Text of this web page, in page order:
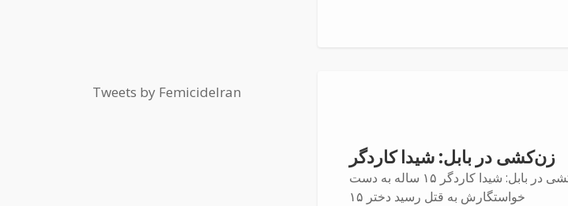
زن‌کشی در بابل: شیدا کاردگر
زن‌کشی در بابل: شیدا کاردگر ۱۵ ساله به دست
خواستگارش به قتل رسید دختر ۱۵
Tweets by FemicideIran